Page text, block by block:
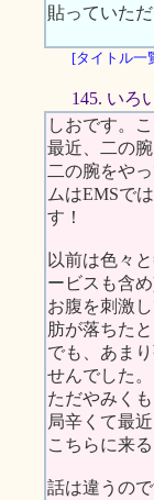
貼っていた
[タイトル一
145. いろ
しおです。こ
最近、二の
二の腕をや
ムはEMSで
す！
以前は色々
ービスも含
お腹を刺激
肪が落ちた
でも、あま
せんでした。
ただやみく
局辛くて最
こちらに来
話は違うの